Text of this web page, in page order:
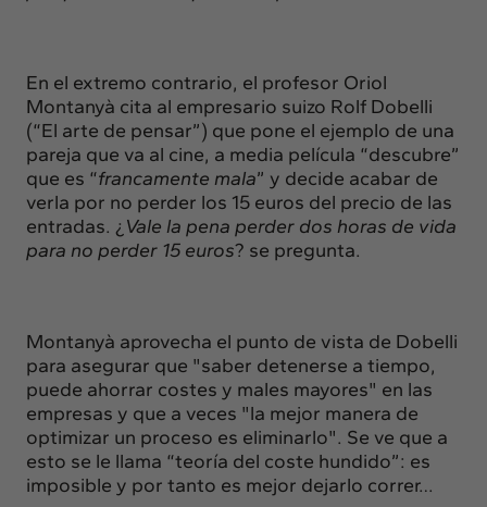
En el extremo contrario, el profesor Oriol
Montanyà cita al empresario suizo Rolf Dobelli
(“El arte de pensar”) que pone el ejemplo de una
pareja que va al cine, a media película “descubre”
que es “francamente mala” y decide acabar de
verla por no perder los 15 euros del precio de las
entradas. ¿ Vale la pena perder dos horas de vida
para no perder 15 euros? se pregunta.
Montanyà aprovecha el punto de vista de Dobelli
para asegurar que "saber detenerse a tiempo,
puede ahorrar costes y males mayores" en las
empresas y que a veces "la mejor manera de
optimizar un proceso es eliminarlo". Se ve que a
esto se le llama “teoría del coste hundido”: es
imposible y por tanto es mejor dejarlo correr…